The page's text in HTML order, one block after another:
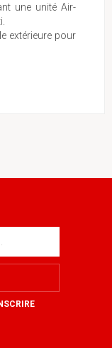
une unité Air-
extérieure pour